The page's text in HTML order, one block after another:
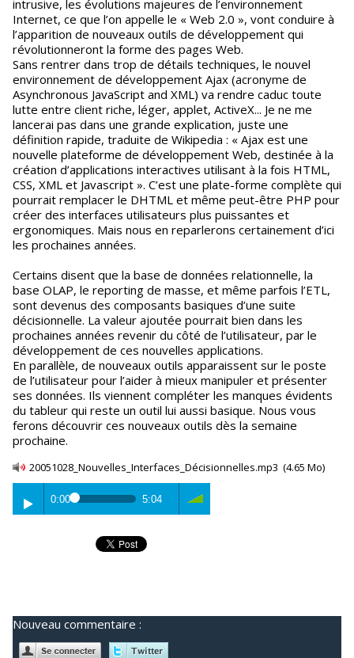
intrusive, les évolutions majeures de l’environnement
Internet, ce que l’on appelle le « Web 2.0 », vont conduire à
l’apparition de nouveaux outils de développement qui
révolutionneront la forme des pages Web.
Sans rentrer dans trop de détails techniques, le nouvel
environnement de développement Ajax (acronyme de
Asynchronous JavaScript and XML) va rendre caduc toute
lutte entre client riche, léger, applet, ActiveX... Je ne me
lancerai pas dans une grande explication, juste une
définition rapide, traduite de Wikipedia : « Ajax est une
nouvelle plateforme de développement Web, destinée à la
création d’applications interactives utilisant à la fois HTML,
CSS, XML et Javascript ». C’est une plate-forme complète qui
pourrait remplacer le DHTML et même peut-être PHP pour
créer des interfaces utilisateurs plus puissantes et
ergonomiques. Mais nous en reparlerons certainement d’ici
les prochaines années.
Certains disent que la base de données relationnelle, la
base OLAP, le reporting de masse, et même parfois l’ETL,
sont devenus des composants basiques d’une suite
décisionnelle. La valeur ajoutée pourrait bien dans les
prochaines années revenir du côté de l’utilisateur, par le
développement de ces nouvelles applications.
En parallèle, de nouveaux outils apparaissent sur le poste
de l’utilisateur pour l’aider à mieux manipuler et présenter
ses données. Ils viennent compléter les manques évidents
du tableur qui reste un outil lui aussi basique. Nous vous
ferons découvrir ces nouveaux outils dès la semaine
prochaine.
20051028_Nouvelles_Interfaces_Décisionnelles.mp3 (4.65 Mo)
0:00 5:04
Nouveau commentaire :